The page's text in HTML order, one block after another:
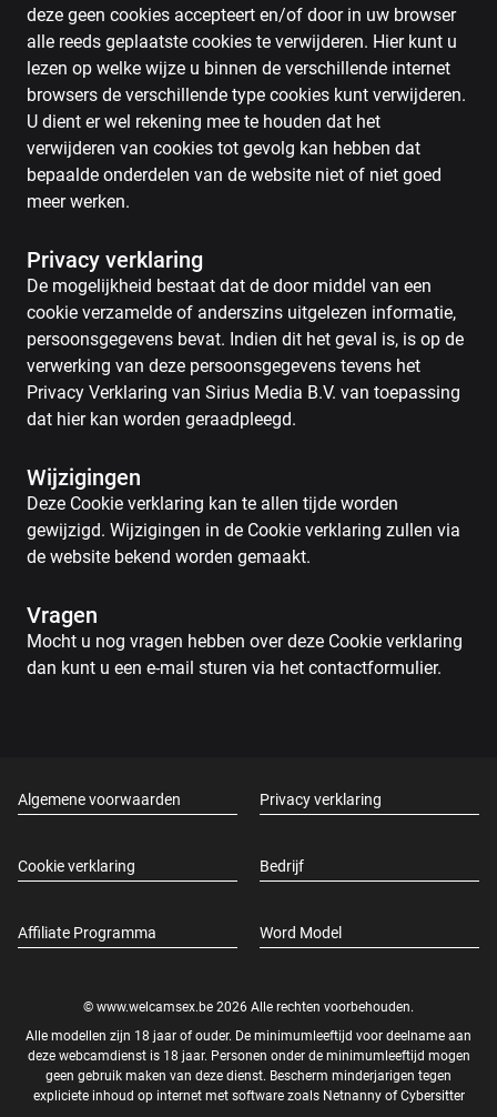
deze geen cookies accepteert en/of door in uw browser
alle reeds geplaatste cookies te verwijderen. Hier kunt u
lezen op welke wijze u binnen de verschillende internet
browsers de verschillende type cookies kunt verwijderen.
U dient er wel rekening mee te houden dat het
verwijderen van cookies tot gevolg kan hebben dat
bepaalde onderdelen van de website niet of niet goed
meer werken.
Privacy verklaring
De mogelijkheid bestaat dat de door middel van een
cookie verzamelde of anderszins uitgelezen informatie,
persoonsgegevens bevat. Indien dit het geval is, is op de
verwerking van deze persoonsgegevens tevens het
Privacy Verklaring van Sirius Media B.V. van toepassing
dat hier kan worden geraadpleegd.
Wijzigingen
Deze Cookie verklaring kan te allen tijde worden
gewijzigd. Wijzigingen in de Cookie verklaring zullen via
de website bekend worden gemaakt.
Vragen
Mocht u nog vragen hebben over deze Cookie verklaring
dan kunt u een e-mail sturen via het contactformulier.
Algemene voorwaarden Privacy verklaring
Cookie verklaring Bedrijf
Affiliate Programma Word Model
© www.welcamsex.be 2026 Alle rechten voorbehouden.
Alle modellen zijn 18 jaar of ouder. De minimumleeftijd voor deelname aan
deze webcamdienst is 18 jaar. Personen onder de minimumleeftijd mogen
geen gebruik maken van deze dienst. Bescherm minderjarigen tegen
expliciete inhoud op internet met software zoals Netnanny ofCybersitter